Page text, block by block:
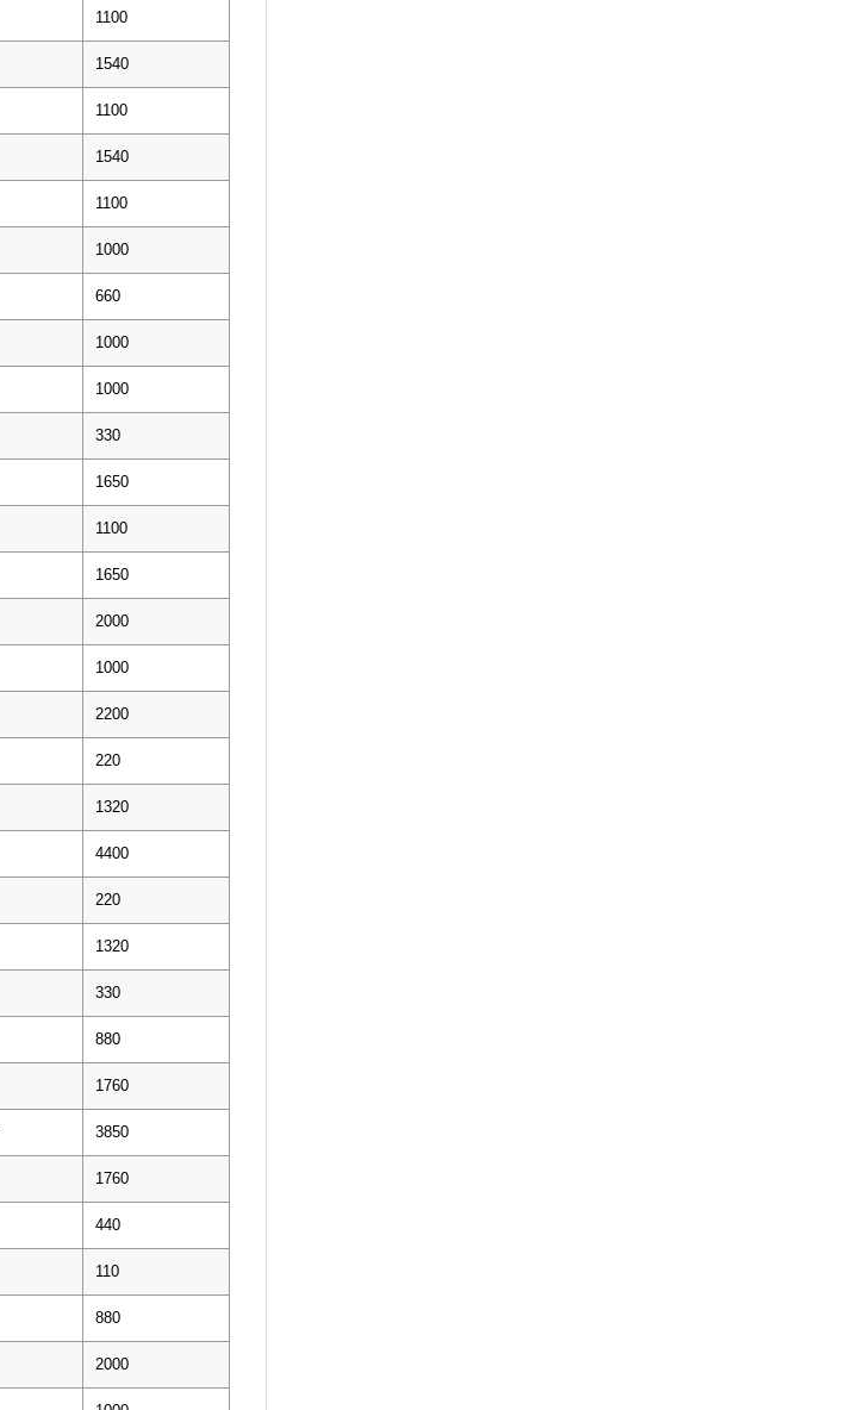
1100
1540
1100
1540
1100
1000
660
1000
1000
330
1650
1100
1650
2000
1000
2200
220
1320
4400
220
1320
330
880
1760
3850
1760
440
110
880
2000